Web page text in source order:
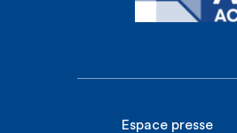
Espace presse